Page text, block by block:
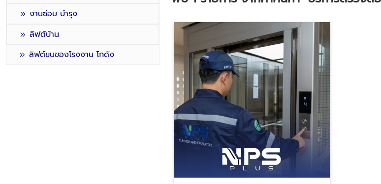
งานซ่อม บำรุง
ลิฟต์บ้าน
ลิฟต์ขนของโรงงาน โกดัง